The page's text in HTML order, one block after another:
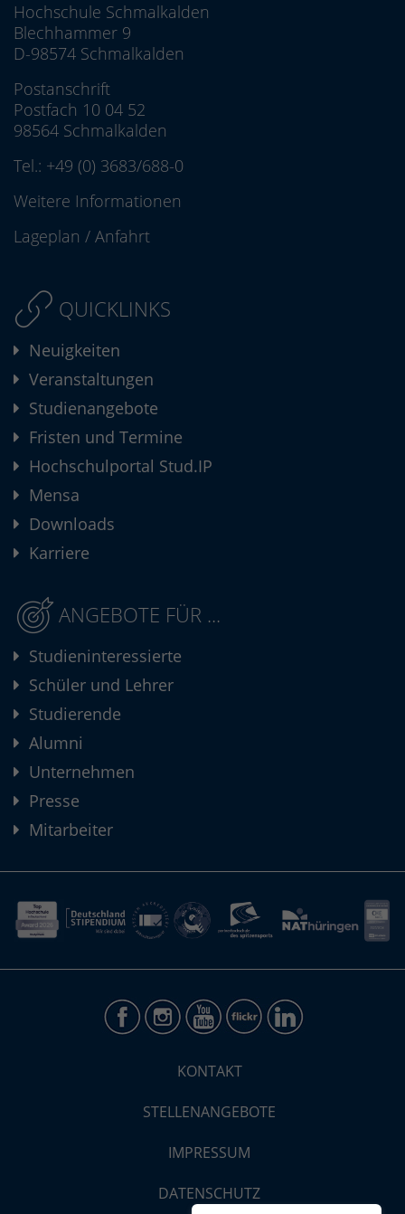
Hochschule Schmalkalden
Blechhammer 9
D-98574 Schmalkalden
Postanschrift
Postfach 10 04 52
98564 Schmalkalden
Tel.: +49 (0) 3683/688-0
Weitere Informationen
Lageplan / Anfahrt
QUICKLINKS
Neuigkeiten
Veranstaltungen
Studienangebote
Fristen und Termine
Hochschulportal Stud.IP
Mensa
Downloads
Karriere
ANGEBOTE FÜR ...
Studieninteressierte
Schüler und Lehrer
Studierende
Alumni
Unternehmen
Presse
Mitarbeiter
KONTAKT
STELLENANGEBOTE
IMPRESSUM
DATENSCHUTZ